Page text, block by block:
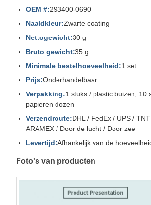
OEM #:293400-0690
Naaldkleur:Zwarte coating
Nettogewicht:30 g
Bruto gewicht:35 g
Minimale bestelhoeveelheid:1 set
Prijs:Onderhandelbaar
Verpakking:1 stuks / plastic buizen, 10
papieren dozen
Verzendroute:DHL / FedEx / UPS /
ARAMEX / Door de lucht / Door zee
Levertijd:Afhankelijk van de
Foto's van producten